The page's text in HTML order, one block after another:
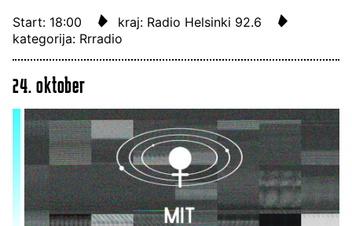
Start: 18:00
kraj: Radio Helsinki 92.6
kategorija: Rrradio
24. oktober